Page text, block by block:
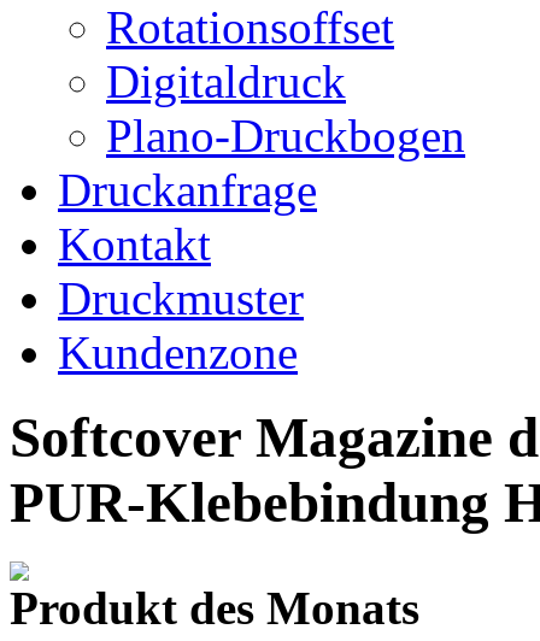
Rotationsoffset
Digitaldruck
Plano-Druckbogen
Druckanfrage
Kontakt
Druckmuster
Kundenzone
Softcover Magazine
PUR-Klebebindung
Produkt des Monats